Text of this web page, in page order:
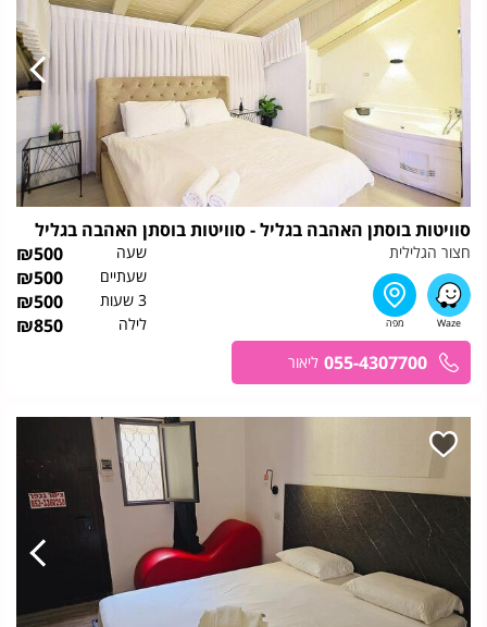
סוויטות בוסתן האהבה בגליל - סוויטות בוסתן האהבה בגליל
חצור הגלילית שעה ₪500
שעתיים ₪500
3 שעות ₪500
לילה ₪850
055-4307700 ליאור